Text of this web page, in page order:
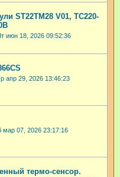
ST22TM28 V01, TC220-
июн 18, 2026 09:52:36
апр 29, 2026 13:46:23
мар 07, 2026 23:17:16
термо-сенсор.